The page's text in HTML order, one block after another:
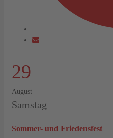
29
August
Samstag
Sommer- und Friedensfest